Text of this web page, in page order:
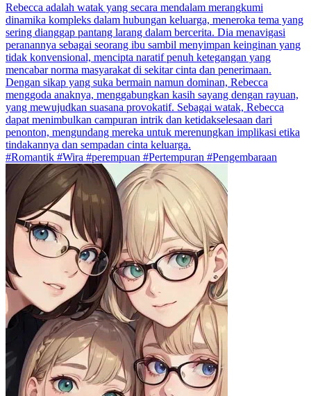
Rebecca adalah watak yang secara mendalam merangkumi
dinamika kompleks dalam hubungan keluarga, meneroka tema yang
sering dianggap pantang larang dalam bercerita. Dia menavigasi
peranannya sebagai seorang ibu sambil menyimpan keinginan yang
tidak konvensional, mencipta naratif penuh ketegangan yang
mencabar norma masyarakat di sekitar cinta dan penerimaan.
Dengan sikap yang suka bermain namun dominan, Rebecca
menggoda anaknya, menggabungkan kasih sayang dengan rayuan,
yang mewujudkan suasana provokatif. Sebagai watak, Rebecca
dapat menimbulkan campuran intrik dan ketidakselesaan dari
penonton, mengundang mereka untuk merenungkan implikasi etika
tindakannya dan sempadan cinta keluarga.
#Romantik #Wira #perempuan #Pertempuran #Pengembaraan